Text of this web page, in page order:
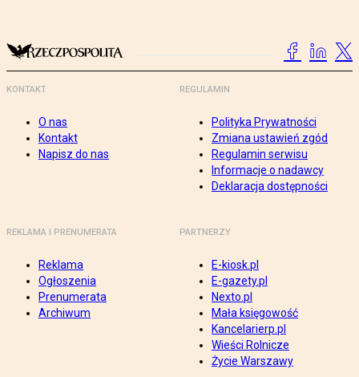
KONTAKT
O nas
Kontakt
Napisz do nas
REGULAMIN
Polityka Prywatności
Zmiana ustawień zgód
Regulamin serwisu
Informacje o nadawcy
Deklaracja dostępności
REKLAMA I PRENUMERATA
Reklama
Ogłoszenia
Prenumerata
Archiwum
PARTNERZY
E-kiosk.pl
E-gazety.pl
Nexto.pl
Mała księgowość
Kancelarierp.pl
Wieści Rolnicze
Życie Warszawy